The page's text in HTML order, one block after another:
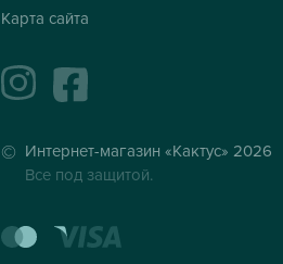
Карта сайта
instagramfacebook
Интернет-магазин «Кактус» 2026
Все под защитой.
mastercard